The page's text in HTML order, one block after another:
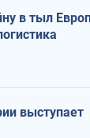
в тыл
выступает